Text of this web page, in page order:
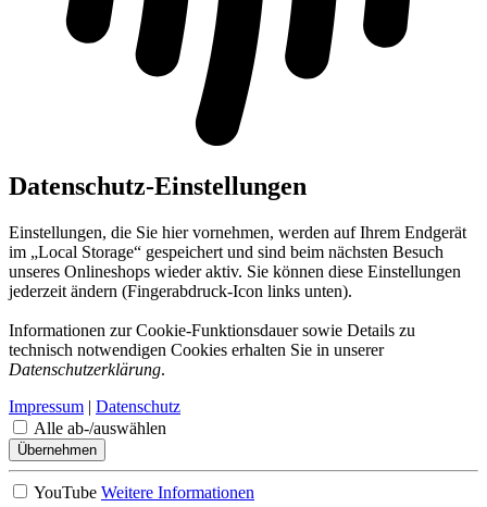
Datenschutz-Einstellungen
Einstellungen, die Sie hier vornehmen, werden auf Ihrem Endgerät
im „Local Storage“ gespeichert und sind beim nächsten Besuch
unseres Onlineshops wieder aktiv. Sie können diese Einstellungen
jederzeit ändern (Fingerabdruck-Icon links unten).
Informationen zur Cookie-Funktionsdauer sowie Details zu
technisch notwendigen Cookies erhalten Sie in unserer
Datenschutzerklärung.
Impressum | Datenschutz
Alle ab-/auswählen
Übernehmen
YouTube Weitere Informationen